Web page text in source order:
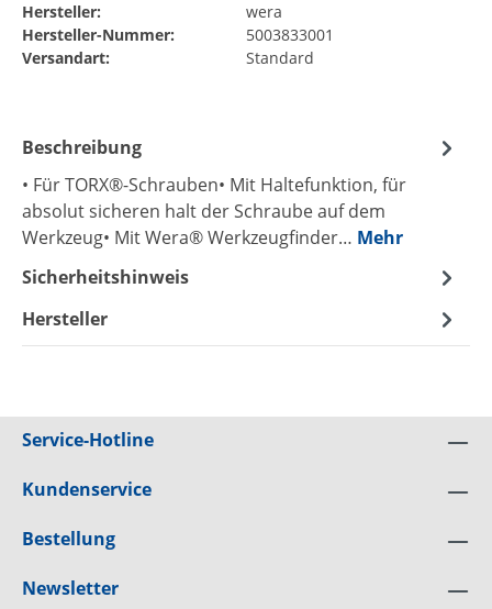
Hersteller:
wera
Hersteller-Nummer:
5003833001
Versandart:
Standard
Beschreibung
• Für TORX®-Schrauben• Mit Haltefunktion, für
absolut sicheren halt der Schraube auf dem
Werkzeug• Mit Wera® Werkzeugfinder… Mehr
Sicherheitshinweis
Hersteller
Service-Hotline
Kundenservice
Bestellung
Newsletter